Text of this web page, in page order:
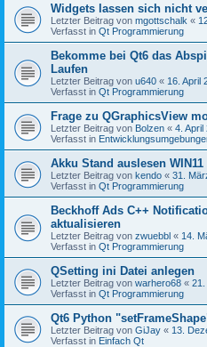
Widgets lassen sich nicht
Letzter Beitrag von mgottschalk «
Verfasst in Qt Programmierung
Bekomme bei Qt6 das
Laufen
Letzter Beitrag von u640 « 16. April
Verfasst in Qt Programmierung
Frage zu QGraphicsView
Letzter Beitrag von Bolzen « 4. April
Verfasst in
Akku Stand auslesen WIN11
Letzter Beitrag von kendo « 31.
Verfasst in Qt Programmierung
Beckhoff Ads C++
aktualisieren
Letzter Beitrag von zwuebbl « 14.
Verfasst in Qt Programmierung
QSetting ini Datei anlegen
Letzter Beitrag von warhero68 « 21.
Verfasst in Qt Programmierung
Qt6 Python
Letzter Beitrag von GiJay « 13.
Verfasst in Einfach Qt